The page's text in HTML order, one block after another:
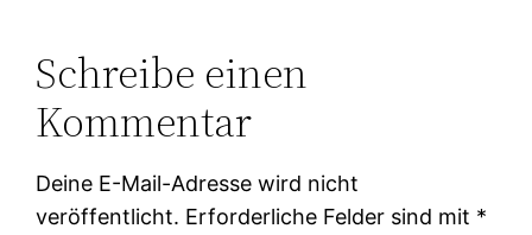
Schreibe einen
Kommentar
Deine E-Mail-Adresse wird nicht
veröffentlicht. Erforderliche Felder sind mit *